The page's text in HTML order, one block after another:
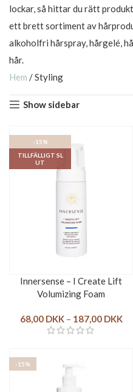
lockar, så hittar du rätt
ett brett sortiment av
alkoholfri hårspray, hårgelé,
hår.
Hem /Styling
Show sidebar
-15%
TILLFÄLLIGT SL
UT
Innersense – I Create Lift
Volumizing Foam
68,00 DKK – 187,00 DKK
-15%